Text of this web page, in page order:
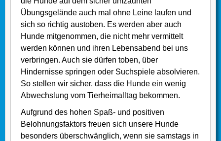
Übungsgelände auch mal ohne Leine laufen und
sich so richtig austoben. Es werden aber auch
Hunde mitgenommen, die nicht mehr vermittelt
werden können und ihren Lebensabend bei uns
verbringen. Auch sie dürfen toben, über
Hindernisse springen oder Suchspiele absolvieren.
So stellen wir sicher, dass die Hunde ein wenig
Abwechslung vom Tierheimalltag bekommen.
Aufgrund des hohen Spaß- und positiven
Belohnungsfaktors freuen sich unsere Hunde
besonders überschwänglich, wenn sie samstags in